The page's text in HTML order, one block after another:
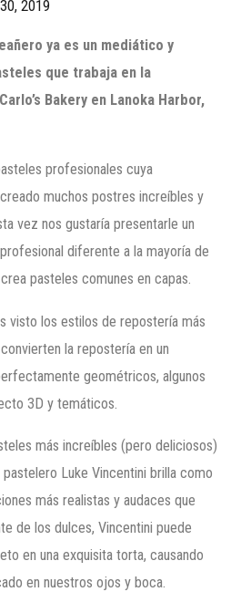
2019
ya es un mediático y
que trabaja en la
Bakery en Lanoka Harbor,
profesionales cuya
muchos postres increíbles y
vez nos gustaría presentarle un
diferente a la mayoría de
pasteles comunes en capas.
visto los estilos de repostería más
la repostería en un
geométricos, algunos
3D y temáticos.
más increíbles (pero deliciosos)
Luke Vincentini brilla como
más realistas y audaces que
de los dulces, Vincentini puede
en una exquisita torta, causando
en nuestros ojos y boca.